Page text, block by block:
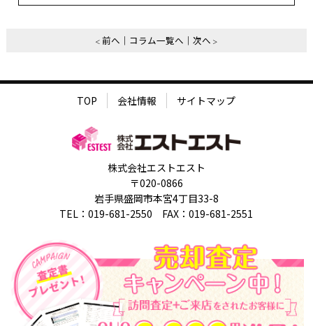
前へ コラム一覧へ 次へ
TOP 会社情報 サイトマップ
株式会社エストエスト
〒020-0866
岩手県盛岡市本宮4丁目33-8
TEL：019-681-2550 FAX：019-681-2551